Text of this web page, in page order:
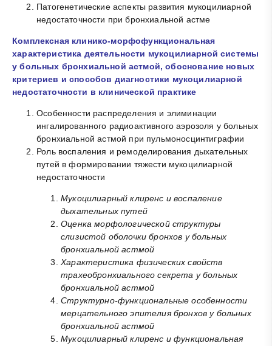
Патогенетические аспекты развития мукоцилиарной
недостаточности при бронхиальной астме
Комплексная клинико-морфофункциональная
характеристика деятельности мукоцилиарной системы
у больных бронхиальной астмой, обоснование новых
критериев и способов диагностики мукоцилиарной
недостаточности в клинической практике
Особенности распределения и элиминации
ингалированного радиоактивного аэрозоля у больных
бронхиальной астмой при пульмоносцинтиграфии
Роль воспаления и ремоделирования дыхательных
путей в формировании тяжести мукоцилиарной
недостаточности
Мукоцилиарный клиренс и воспаление
дыхательных путей
Оценка морфологической структуры
слизистой оболочки бронхов у больных
бронхиальной астмой
Характеристика физических свойств
трахеобронхиального секрета у больных
бронхиальной астмой
Структурно-функциональные особенности
мерцательного эпителия бронхов у больных
бронхиальной астмой
Мукоцилиарный клиренс и функциональная